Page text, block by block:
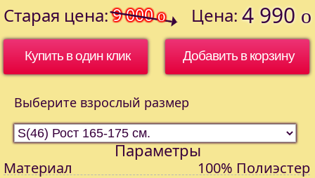
Старая цена: 9 000o Цена: 4 990 o
Купить в один клик
Выберите взрослый размер
Параметры
Материал
100% Полиэстер